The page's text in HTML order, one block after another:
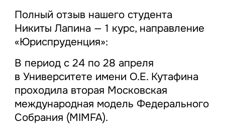
Полный отзыв нашего студента
Никиты Лапина — 1 курс, направление
«Юриспруденция»:
В период с 24 по 28 апреля
в Университете имени О.Е. Кутафина
проходила вторая Московская
международная модель Федерального
Собрания (MIMFA).